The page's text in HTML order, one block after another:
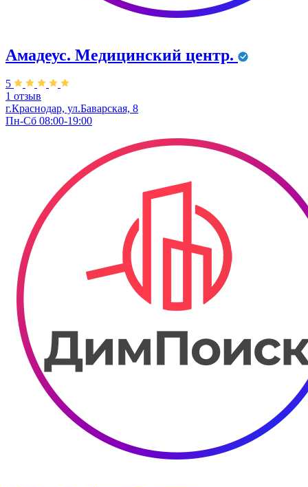
Амадеус. Медицинский центр.
5
1 отзыв
г.Краснодар, ул.Баварская, 8
Пн-Сб 08:00-19:00